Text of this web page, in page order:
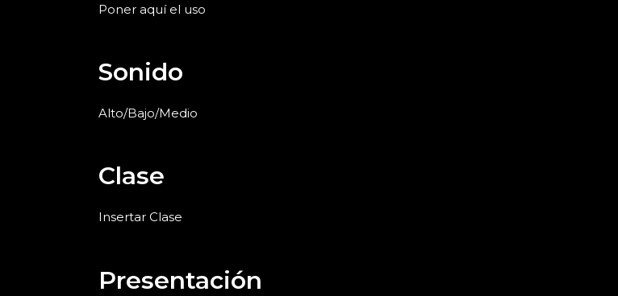
Poner aquí el uso
Sonido
Alto/Bajo/Medio
Clase
Insertar Clase
Presentación